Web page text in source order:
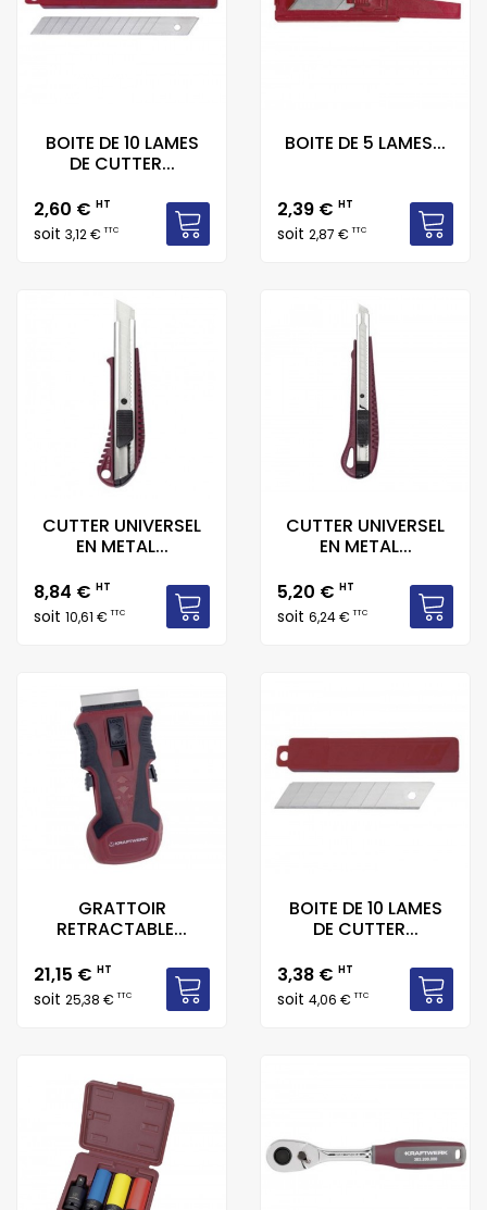
BOITE DE 10 LAMES
DE CUTTER...
Prix
2,60 € HT
soit 3,12 €TTC
BOITE DE 5 LAMES...
Prix
2,39 € HT
soit 2,87 €TTC
CUTTER UNIVERSEL
EN METAL...
Prix
8,84 € HT
soit 10,61 €TTC
CUTTER UNIVERSEL
EN METAL...
Prix
5,20 € HT
soit 6,24 €TTC
GRATTOIR
RETRACTABLE...
Prix
21,15 € HT
soit 25,38 €TTC
BOITE DE 10 LAMES
DE CUTTER...
Prix
3,38 € HT
soit 4,06 €TTC